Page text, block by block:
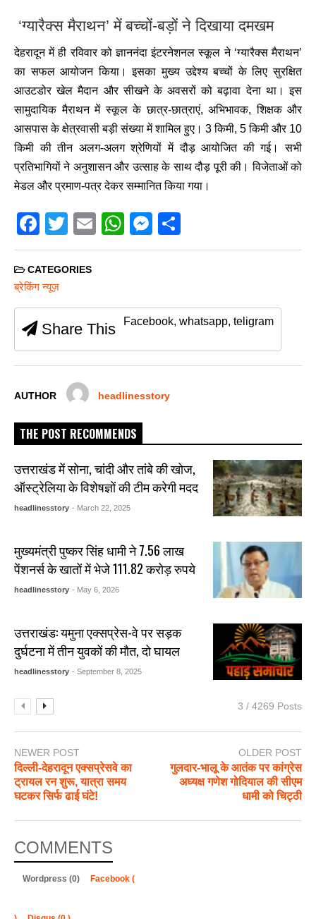
‘ग्यारैक्स मैराथन’ में बच्चों-बड़ों ने दिखाया दमखम
देहरादून में ही रविवार को ज्ञाननंदा इंटरनेशनल स्कूल ने ‘ग्यारैक्स मैराथन’
का सफल आयोजन किया। इसका मुख्य उद्देश्य बच्चों के लिए सुरक्षित
आउटडोर खेल मैदान और सीखने के अवसरों को बढ़ावा देना था। इस
सामुदायिक मैराथन में स्कूल के छात्र-छात्राएं, अभिभावक, शिक्षक और
आसपास के क्षेत्रवासी बड़ी संख्या में शामिल हुए। 3 किमी, 5 किमी और 10
किमी की तीन अलग-अलग श्रेणियों में दौड़ आयोजित की गई। सभी
प्रतिभागियों ने अनुशासन और उत्साह के साथ दौड़ पूरी की। विजेताओं को
मेडल और प्रमाण-पत्र देकर सम्मानित किया गया।
F
a
c
e
b
o
o
T
wi
tt
E
m
W
h
A
p
M
e
n
er
h
CATEGORIES
ब्रेकिंग न्यूज़
Share This Facebook, whatsapp, teligram
AUTHOR headlinesstory
THE POST RECOMMENDS
उत्तराखंड में सोना, चांदी और तांबे की खोज,
ऑस्ट्रेलिया के विशेषज्ञों की टीम करेगी मदद
headlinesstory - March 22, 2025
मुख्यमंत्री पुष्कर सिंह धामी ने 7.56 लाख
पेंशनर्स के खातों में भेजे 111.82 करोड़ रुपये
headlinesstory - May 6, 2026
उत्तराखंड: यमुना एक्सप्रेस-वे पर सड़क
दुर्घटना में तीन युवकों की मौत, दो घायल
headlinesstory - September 8, 2025
3 / 4269 Posts
NEWER POST
दिल्ली-देहरादून एक्सप्रेसवे का
ट्रायल रन शुरू, यात्रा समय
घटकर सिर्फ ढाई घंटे!
OLDER POST
गुलदार-भालू के आतंक पर कांग्रेस
अध्यक्ष गणेश गोदियाल की सीएम
धामी को चिट्ठी
COMMENTS
Wordpress (0) Facebook (